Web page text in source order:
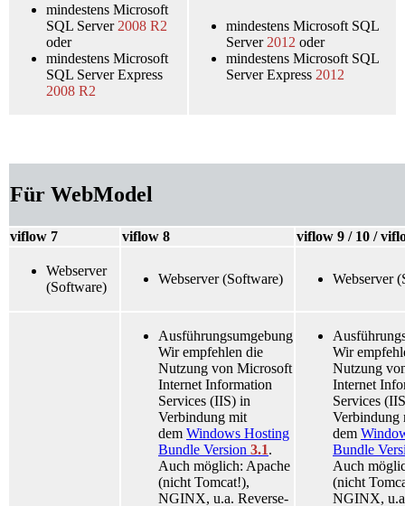
mindestens Microsoft
SQL Server 2008 R2
oder
mindestens Microsoft
SQL Server Express
2008 R2
mindestens Microsoft SQL
Server 2012 oder
mindestens Microsoft SQL
Server Express 2012
Für WebModel
viflow 7 viflow 8 viflow 9 / 10 /
Webserver
(Software)
Webserver (Software) Webserver
Ausführungsumgebung
Wir empfehlen die
Nutzung von Microsoft
Internet Information
Services (IIS) in
Verbindung mit
dem Windows Hosting
Bundle Version 3.1.
Auch möglich: Apache
(nicht Tomcat!),
NGINX, u.a. Reverse-
Wir
Nutzung
Internet
Services
Verbindung
dem
Bundle
Auch
(nicht
NGINX,